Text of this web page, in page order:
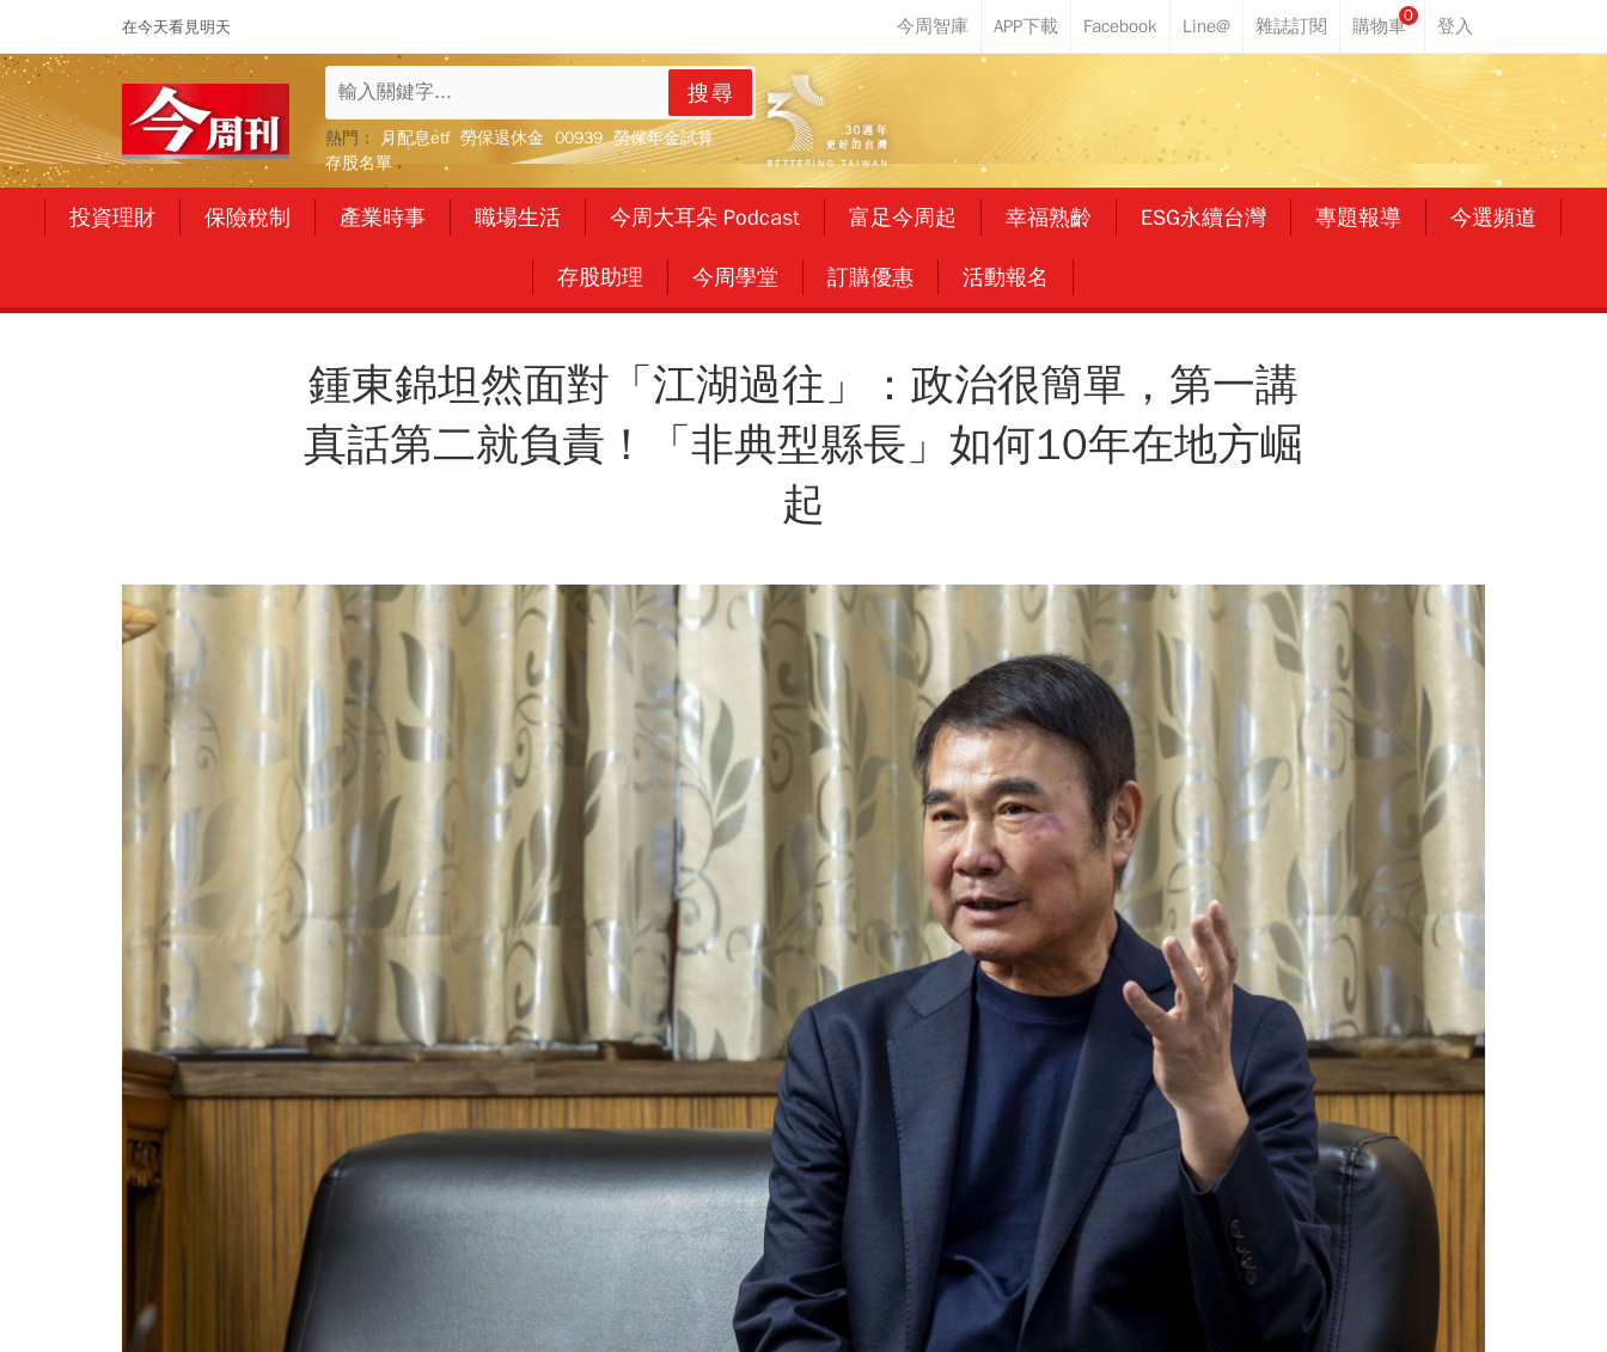
在今天看見明天
0
搜尋
熱門： 月配息etf 勞保退休金 00939 勞保年金試算
存股名單
投資理財 保險稅制 產業時事 職場生活 今周大耳朵 Podcast 富足今周起 幸福熟齡 ESG永續台灣 專題報導 今選頻道
存股助理 今周學堂 訂購優惠 活動報名
鍾東錦坦然面對「江湖過往」：政治很簡單，第一講
真話第二就負責！「非典型縣長」如何10年在地方崛
起